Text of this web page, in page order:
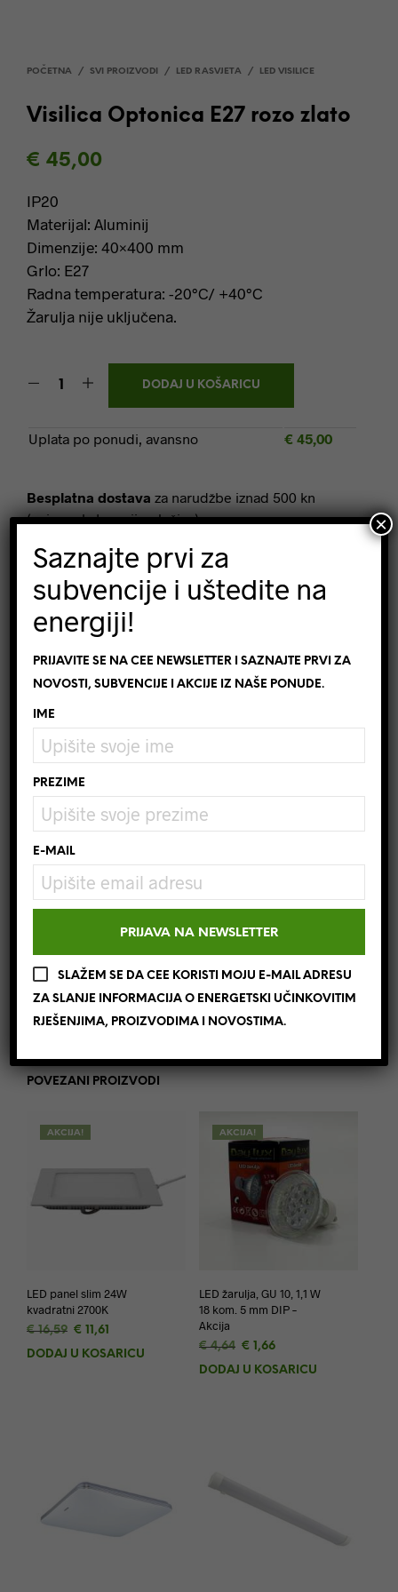
POČETNA / SVI PROIZVODI / LED RASVJETA / LED VISILICE
Visilica Optonica E27 rozo zlato
€ 45,00
IP20
Materijal: Aluminij
Dimenzije: 40×400 mm
Grlo: E27
Radna temperatura: -20°C/ +40°C
Žarulja nije uključena.
DODAJ U KOŠARICU
Uplata po ponudi, avansno € 45,00
Besplatna dostava za narudžbe iznad 500 kn
(osim za kategoriju pločice)
Brza i pouzdana dostava
sa praćenjem paketa
SKU: OT9087
OZNAKA: E27 ,LED RASVJETA, LED VISILICA ,LUSTER, OPTONICA,
RASVJETA,VISILICA
SLIJEDEĆA NOVOST
Recenzije
Još nema recenzija.
Samo logirani kupci koji su kupili ovaj proizvod
mogu napisati recenziju.
POVEZANI PROIZVODI
AKCIJA!
LED panel slim 24W
kvadratni 2700K
€16,59 Izvorna
cijena
€ 11,61
cijena
DODAJ U KOŠARICU
AKCIJA!
LED žarulja, GU 10, 1,1 W
18 kom. 5 mm DIP –
Akcija
€4,64 Izvorna
cijena
€ 1,66Trenutna
cijena
DODAJ U KOŠARICU
Saznajte prvi za
subvencije i uštedite na
energiji!
PRIJAVITE SE NA CEE NEWSLETTER I SAZNAJTE PRVI ZA
NOVOSTI, SUBVENCIJE I AKCIJE IZ NAŠE PONUDE.
IME
PREZIME
E-MAIL
SLAŽEM SE DA CEE KORISTI MOJU E-MAIL ADRESU
ZA SLANJE INFORMACIJA O ENERGETSKI UČINKOVITIM
RJEŠENJIMA, PROIZVODIMA I NOVOSTIMA.
×